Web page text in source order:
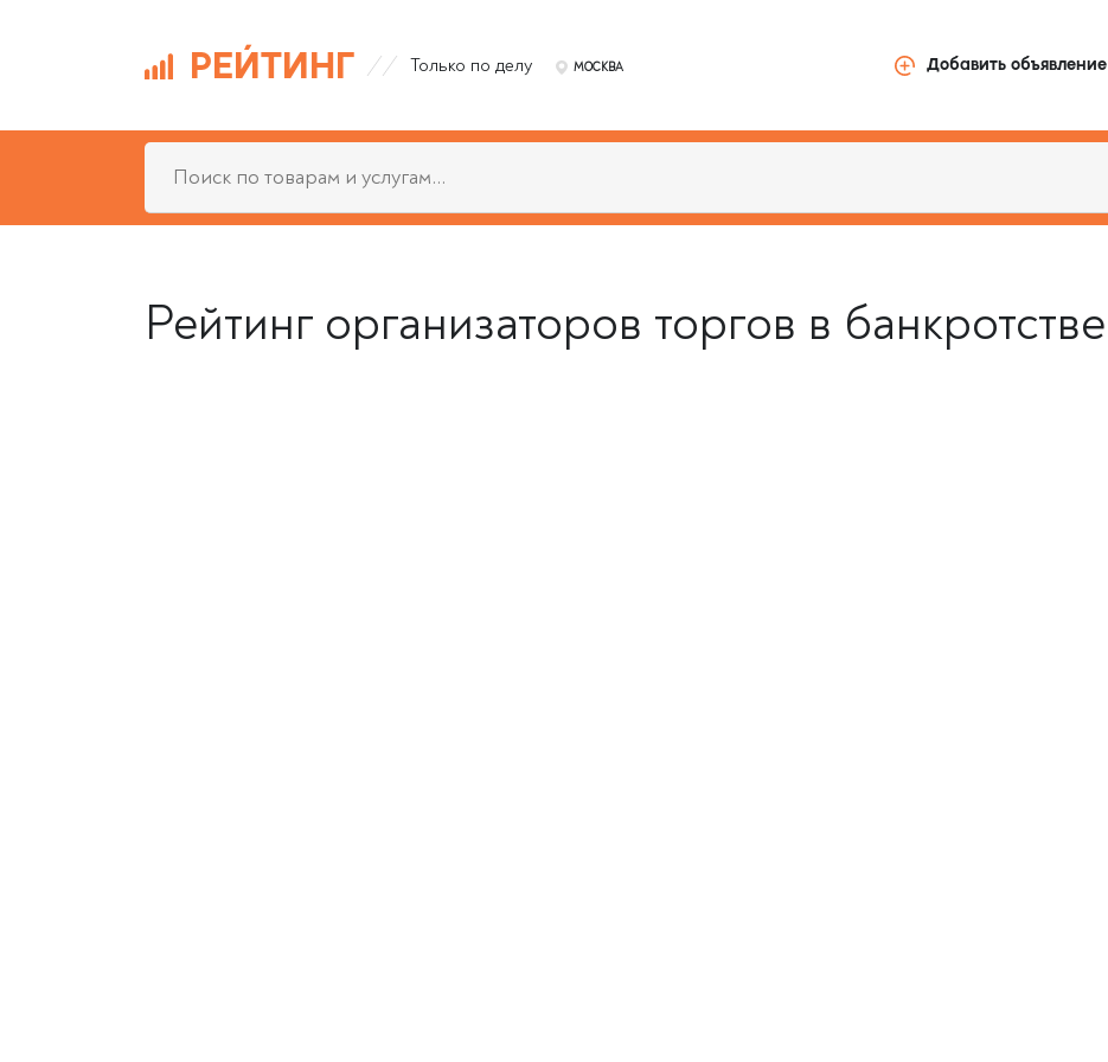
РЕЙТИНГ Только по делу МОСКВА Добавить объявление
Рейтинг организаторов торгов в банкротстве